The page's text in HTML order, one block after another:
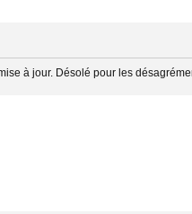
à jour. Désolé pour les